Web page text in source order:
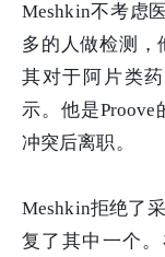
Meshkin不考虑
多的人做检测，
其对于阿片类药
示。他是Proove
冲突后离职。
Meshkin拒绝了
复了其中一个